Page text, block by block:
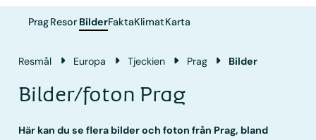
PragResor BilderFaktaKlimatKarta
Resmål Europa Tjeckien Prag Bilder
Bilder/foton Prag
Här kan du se flera bilder och foton från Prag, bland